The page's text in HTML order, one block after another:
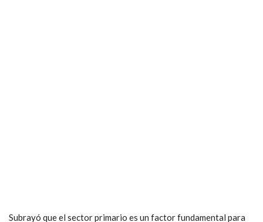
Subrayó que el sector primario es un factor fundamental para